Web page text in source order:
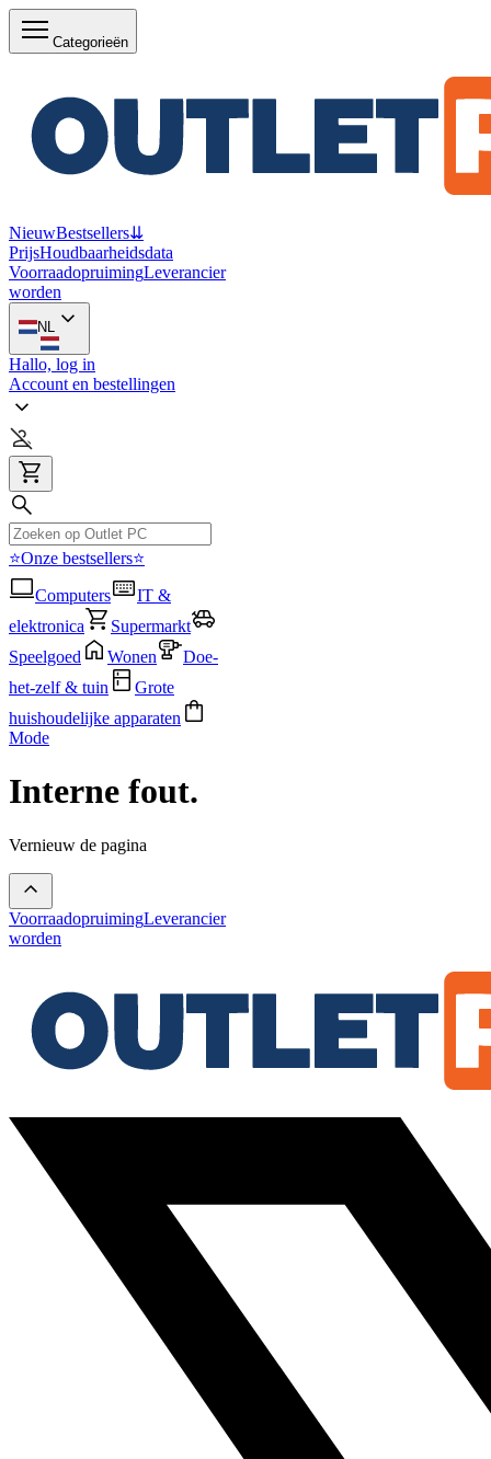
Categorieën
NieuwBestsellers⇊
PrijsHoudbaarheidsdata
VoorraadopruimingLeverancier
worden
NL
Hallo, log in
Account en bestellingen
⭐Onze bestsellers⭐
Computers
IT &
elektronica
Supermarkt
Speelgoed
Wonen
Doe-
het-zelf & tuin
Grote
huishoudelijke apparaten
Mode
Interne fout.
Vernieuw de pagina
VoorraadopruimingLeverancier
worden